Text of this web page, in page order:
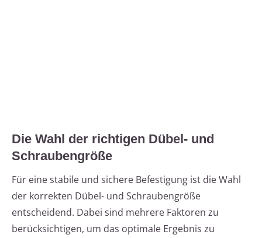
Die Wahl der richtigen Dübel- und
Schraubengröße
Für eine stabile und sichere Befestigung ist die Wahl
der korrekten Dübel- und Schraubengröße
entscheidend. Dabei sind mehrere Faktoren zu
berücksichtigen, um das optimale Ergebnis zu